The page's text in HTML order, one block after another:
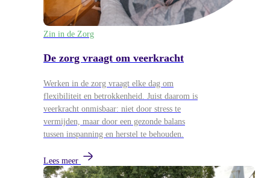
Zin in de Zorg
De zorg vraagt om veerkracht
Werken in de zorg vraagt elke dag om
flexibiliteit en betrokkenheid. Juist daarom is
veerkracht onmisbaar: niet door stress te
vermijden, maar door een gezonde balans
tussen inspanning en herstel te behouden.
Lees meer